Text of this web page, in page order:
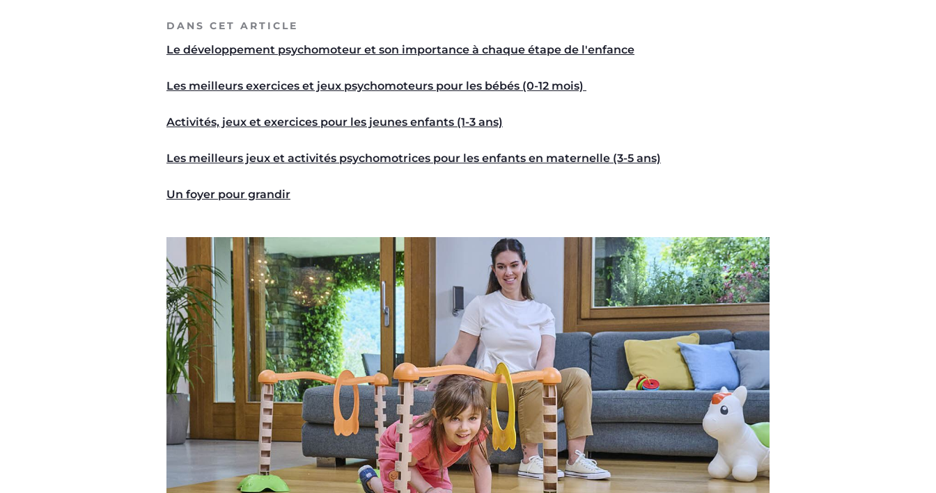
DANS CET ARTICLE
Le développement psychomoteur et son importance à chaque étape de l'enfance
Les meilleurs exercices et jeux psychomoteurs pour les bébés (0-12 mois)
Activités, jeux et exercices pour les jeunes enfants (1-3 ans)
Les meilleurs jeux et activités psychomotrices pour les enfants en maternelle (3-5 ans)
Un foyer pour grandir